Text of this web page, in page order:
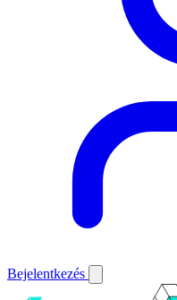
Bejelentkezés